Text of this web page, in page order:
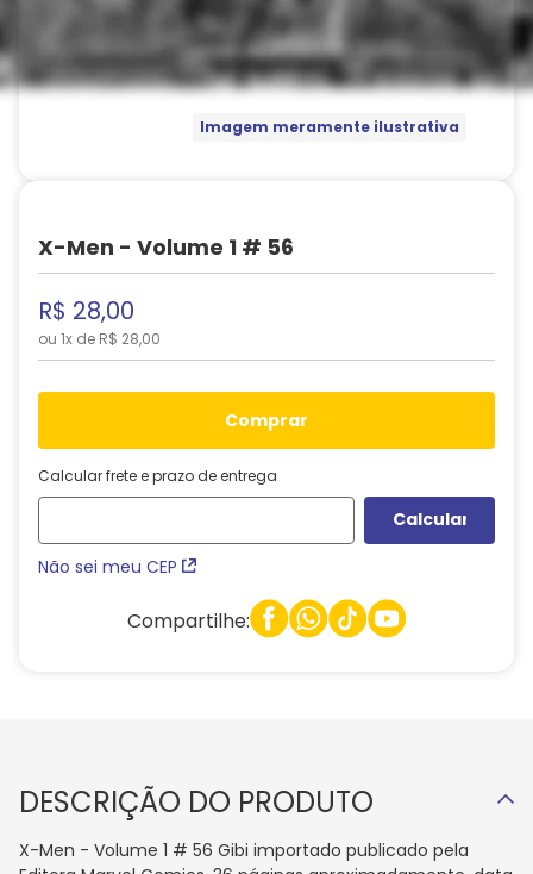
Imagem meramente ilustrativa
X-Men - Volume 1 # 56
R$ 28,00
ou 1x de R$ 28,00
comprar
Calcular frete e prazo de entrega
Não sei meu CEP
Compartilhe:
DESCRIÇÃO DO PRODUTO
X-Men - Volume 1 # 56 Gibi importado publicado pela